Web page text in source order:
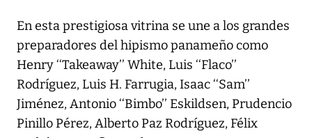
En esta prestigiosa vitrina se une a los grandes
preparadores del hipismo panameño como
Henry ‘‘Takeaway’’ White, Luis ‘‘Flaco’’
Rodríguez, Luis H. Farrugia, Isaac ‘‘Sam’’
Jiménez, Antonio ‘‘Bimbo’’ Eskildsen, Prudencio
Pinillo Pérez, Alberto Paz Rodríguez, Félix